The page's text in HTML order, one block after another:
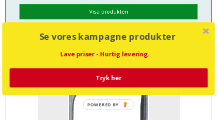
Visa produkten
Se vores kampagne produkter
Lave priser - Hurtig levering.
Tryk her
POWERED BY